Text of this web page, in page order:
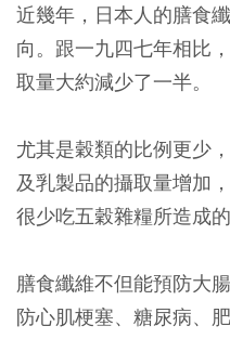
近幾年，日本人的膳食
向。跟一九四七年相比
取量大約減少了一半。
尤其是穀類的比例更少
及乳製品的攝取量增加
很少吃五穀雜糧所造成的
膳食纖維不但能預防大
防心肌梗塞、糖尿病、